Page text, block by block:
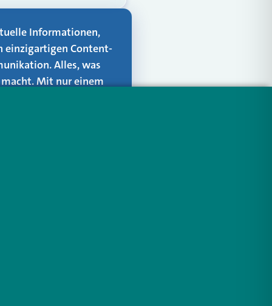
Informationen,
einzigartigen Content-
Alles, was
Mit nur einem